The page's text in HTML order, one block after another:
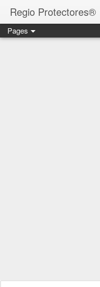
Regio Protectores®
Pages